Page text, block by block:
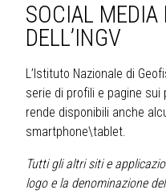
SOCIAL
DELL’INGV
L’Istituto Nazionale di
serie di profili e pagine
rende disponibili anche
smartphone\tablet.
Tutti gli altri siti e
logo e la denominazione